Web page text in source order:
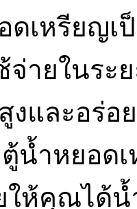
ดเหรียญ
จ่ายในระ
และอร่อย
น้ำหยอด
ให้คุณได้